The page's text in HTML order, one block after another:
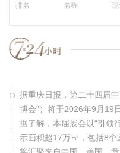
排名 名称 现
据重庆日报，第二十四届
博会”）将于2026年9月19
据了解，本届展会以“引领
示面积超17万㎡，包括8